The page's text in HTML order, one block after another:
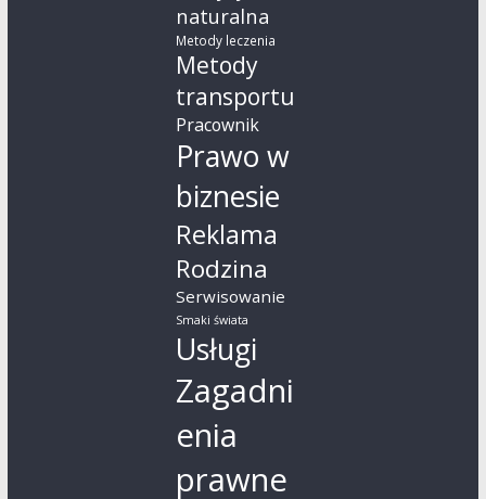
naturalna
Metody leczenia
Metody
transportu
Pracownik
Prawo w
biznesie
Reklama
Rodzina
Serwisowanie
Smaki świata
Usługi
Zagadni
enia
prawne